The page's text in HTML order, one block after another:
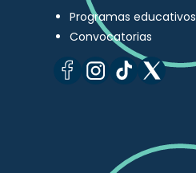
Programas educativos
Convocatorias